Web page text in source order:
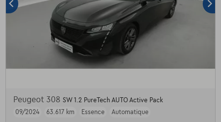
Peugeot 308 SW 1.2 PureTech AUTO Active Pack
09/2024
63.617 km Essence Automatique